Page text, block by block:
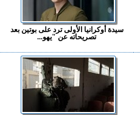
سيدة أوكرانيا الأولى ترد على بوتين بعد
تصريحاته عن "يهو...